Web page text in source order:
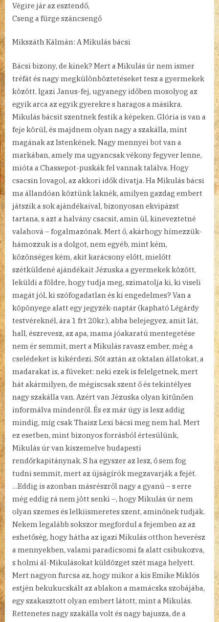
Végire jár az esztendő,
Cseng a fürge száncsengő
Mikszáth Kálmán: A Mikulás bácsi
Bácsi bizony, de kinek? Mert a Mikulás úr nem ismer
tréfát és nagy megkülönböztetéseket tesz a gyermekek
között. Igazi Janus-fej, ugyanegy időben mosolyog az
egyik arca az egyik gyerekre s haragos a másikra.
Mikulás bácsit szentnek festik a képeken. Glória is van a
feje körül, és majdnem olyan nagy a szakálla, mint
magának az Istenkének. Nagy mennyei bot van a
markában, amely ma ugyancsak vékony fegyver lenne,
mióta a Chassepot-puskák fel vannak találva. Hogy
csacsin lovagol, az akkori idők divatja. Ha Mikulás bácsi
ma állandóan köztünk laknék, amilyen gazdag embert
játszik a sok ajándékaival, bizonyosan ekvipázst
tartana, s azt a halvány csacsit, amin ül, kineveztetné
valahová – fogalmazónak. Mert ő, akárhogy hímezzük-
hámozzuk is a dolgot, nem egyéb, mint kém,
közönséges kém, akit karácsony előtt, mielőtt
szétküldené ajándékait Jézuska a gyermekek között,
leküldi a földre, hogy tudja meg, szimatolja ki, ki viseli
magát jól, ki szófogadatlan és ki engedelmes? Van a
köpönyege alatt egy jegyzék-naptár (kapható Légárdy
testvéreknél, ára 1 frt 20kr.), abba belejegyez, amit lát,
hall, észrevesz, az apa, mama jóakaratú mentegetése
nem ér semmit, mert a Mikulás ravasz ember, még a
cselédeket is kikérdezi. Sőt aztán az oktalan állatokat, a
madarakat is, a füveket: neki ezek is felelgetnek, mert
hát akármilyen, de mégiscsak szent ő és tekintélyes
nagy szakálla van. Azért van Jézuska olyan kitűnően
informálva mindenről. És ez már úgy is lesz addig
mindig, míg csak Thaisz Lexi bácsi meg nem hal. Mert
ez esetben, mint bizonyos forrásból értesülünk,
Mikulás úr van kiszemelve budapesti
rendőrkapitánynak. S ha egyszer az lesz, ő sem fog
tudni semmit, mert az újságírók megzavarják a fejét.
…Eddig is azonban másrészről nagy a gyanú – s erre
még eddig rá nem jött senki –, hogy Mikulás úr nem
olyan szemes és lelkiismeretes szent, aminőnek tudják.
Nekem legalább sokszor megfordul a fejemben az az
eshetőség, hogy hátha az igazi Mikulás otthon heverész
a mennyekben, valami paradicsomi fa alatt csibukozva,
s holmi ál-Mikulásokat küldözget szét maga helyett.
Mert nagyon furcsa az, hogy mikor a kis Emike Miklós
estjén bekukucskált az ablakon a mamácska szobájába,
egy szakasztott olyan embert látott, mint a Mikulás.
Rettenetes nagy szakálla volt és nagy bajusza, de a